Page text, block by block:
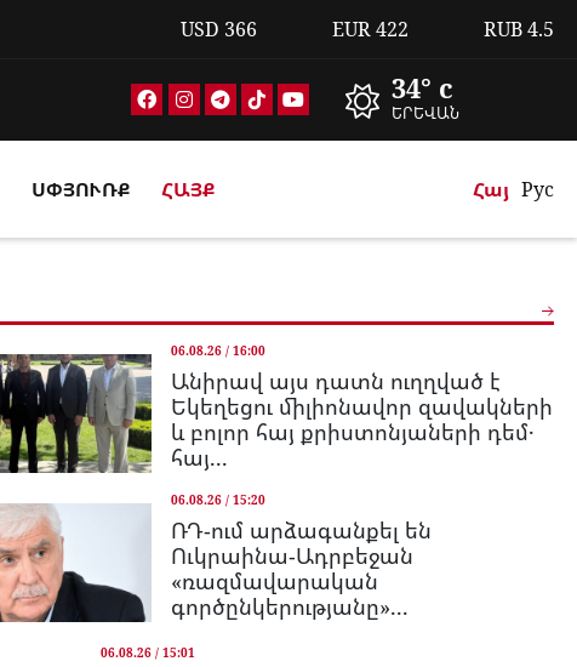
USD 366 EUR422 RUB4.5
34° c
ԵՐԵՎԱՆ
ՍՓՅՈՒՌՔ ՀԱՅՔ Հայ Рус
06.08.26 / 16:00
Անիրավ այս դատն ուղղված է
Եկեղեցու միլիոնավոր զավակների
և բոլոր հայ քրիստոնյաների դեմ․
հայ...
06.08.26 / 15:20
ՌԴ-ում արձագանքել են
Ուկրաինա-Ադրբեջան
«ռազմավարական
գործընկերությանը»...
06.08.26 / 15:01